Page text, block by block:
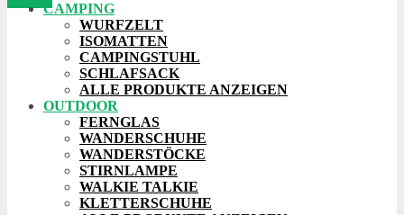
CAMPING
WURFZELT
ISOMATTEN
CAMPINGSTUHL
SCHLAFSACK
ALLE PRODUKTE ANZEIGEN
OUTDOOR
FERNGLAS
WANDERSCHUHE
WANDERSTÖCKE
STIRNLAMPE
WALKIE TALKIE
KLETTERSCHUHE